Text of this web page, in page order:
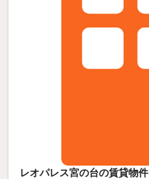
レオパレス宮の台の賃貸物件